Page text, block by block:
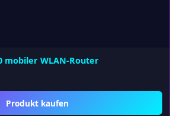
mobiler WLAN-Router
Produkt kaufen